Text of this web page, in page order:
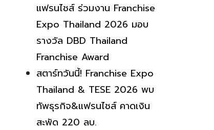
แฟรนไชส์ ร่วมงาน Franchise
Expo Thailand 2026 มอบ
รางวัล DBD Thailand
Franchise Award
สตาร์ทวันนี้! Franchise Expo
Thailand & TESE 2026 พบ
ทัพธุรกิจ&แฟรนไชส์ คาดเงิน
สะพัด 220 ลบ.